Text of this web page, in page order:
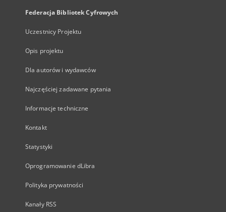
Federacja Bibliotek Cyfrowych
Uczestnicy Projektu
Opis projektu
Dla autorów i wydawców
Najczęściej zadawane pytania
Informacje techniczne
Kontakt
Statystyki
Oprogramowanie dLibra
Polityka prywatności
Kanały RSS